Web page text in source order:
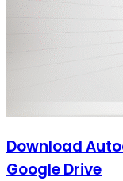
Download
Google Drive